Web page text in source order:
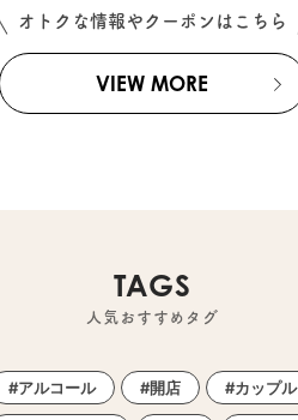
オトクな情報やクーポンはこちら
VIEW MORE
TAGS
人気おすすめタグ
アルコール 開店 カップル